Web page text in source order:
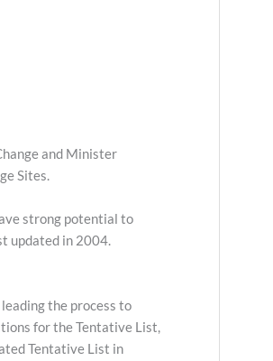
and Minister
Sites.
strong potential to
updated in 2004.
the process to
for the Tentative List,
Tentative List in